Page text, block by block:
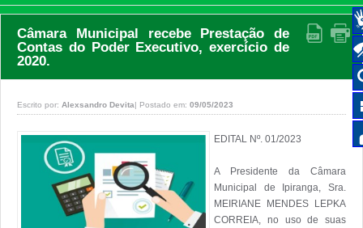
Câmara Municipal recebe Prestação de
Contas do Poder Executivo, exercício de
2020.
Escrito por: Alexsandro Devita| Postado em: 09/05/2023
EDITAL Nº. 01/2023
A Presidente da Câmara
Municipal de Ipiranga, Sra.
MEIRIANE MENDES LEPKA
CORREIA, no uso de suas